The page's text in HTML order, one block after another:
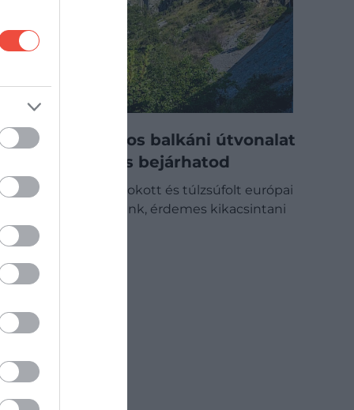
Ezt a látványos balkáni útvonalat
autó nélkül is bejárhatod
Ha nem a megszokott és túlzsúfolt európai
úti célokra vágyunk, érdemes kikacsintani
a…